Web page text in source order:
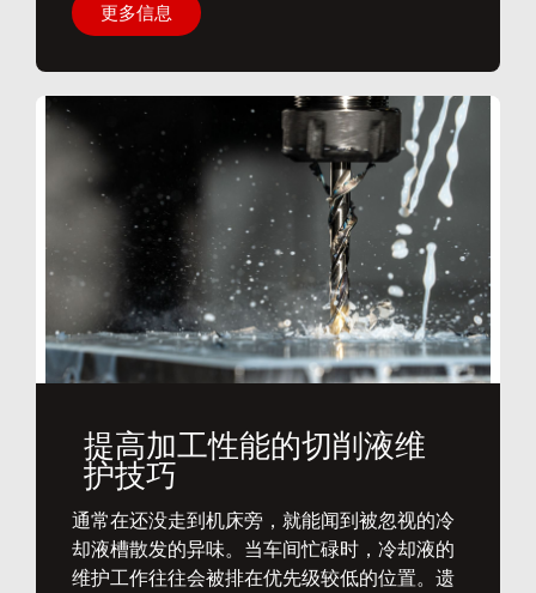
更多信息
提高加工性能的切削液维
护技巧
通常在还没走到机床旁，就能闻到被忽视的冷
却液槽散发的异味。当车间忙碌时，冷却液的
维护工作往往会被排在优先级较低的位置。遗